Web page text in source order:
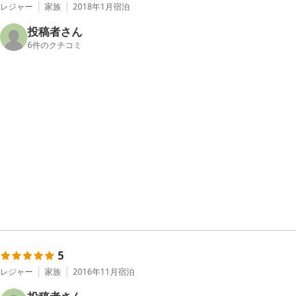
レジャー 家族 2018年1月宿泊
投稿者さん
6件のクチコミ
5
レジャー 家族 2016年11月宿泊